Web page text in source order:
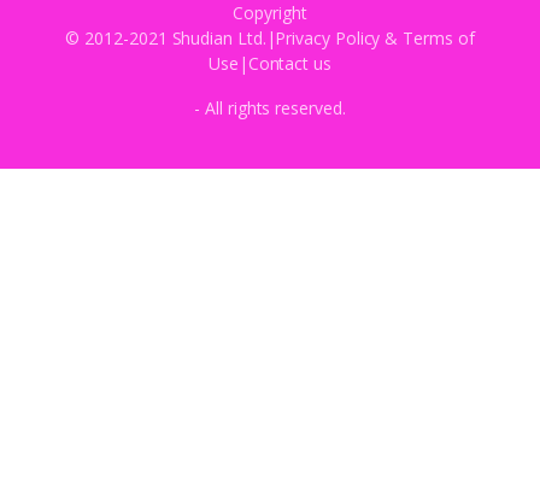
Copyright
© 2012-2021 Shudian Ltd.|Privacy Policy & Terms of
Use | Contact us
- All rights reserved.